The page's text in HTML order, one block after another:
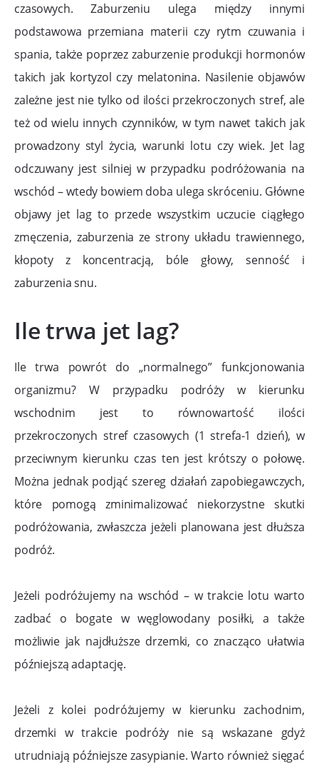
czasowych. Zaburzeniu ulega między innymi
podstawowa przemiana materii czy rytm czuwania i
spania, także poprzez zaburzenie produkcji hormonów
takich jak kortyzol czy melatonina. Nasilenie objawów
zależne jest nie tylko od ilości przekroczonych stref, ale
też od wielu innych czynników, w tym nawet takich jak
prowadzony styl życia, warunki lotu czy wiek. Jet lag
odczuwany jest silniej w przypadku podróżowania na
wschód – wtedy bowiem doba ulega skróceniu. Główne
objawy jet lag to przede wszystkim uczucie ciągłego
zmęczenia, zaburzenia ze strony układu trawiennego,
kłopoty z koncentracją, bóle głowy, senność i
zaburzenia snu.
Ile trwa jet lag?
Ile trwa powrót do „normalnego” funkcjonowania
organizmu? W przypadku podróży w kierunku
wschodnim jest to równowartość ilości
przekroczonych stref czasowych (1 strefa-1 dzień), w
przeciwnym kierunku czas ten jest krótszy o połowę.
Można jednak podjąć szereg działań zapobiegawczych,
które pomogą zminimalizować niekorzystne skutki
podróżowania, zwłaszcza jeżeli planowana jest dłuższa
podróż.
Jeżeli podróżujemy na wschód – w trakcie lotu warto
zadbać o bogate w węglowodany posiłki, a także
możliwie jak najdłuższe drzemki, co znacząco ułatwia
późniejszą adaptację.
Jeżeli z kolei podróżujemy w kierunku zachodnim,
drzemki w trakcie podróży nie są wskazane gdyż
utrudniają późniejsze zasypianie. Warto również sięgać